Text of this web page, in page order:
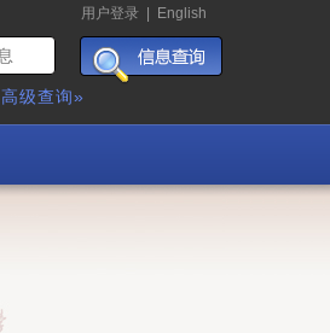
用户登录 English
高级查询»